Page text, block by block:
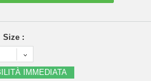
Size :
IMMEDIATA